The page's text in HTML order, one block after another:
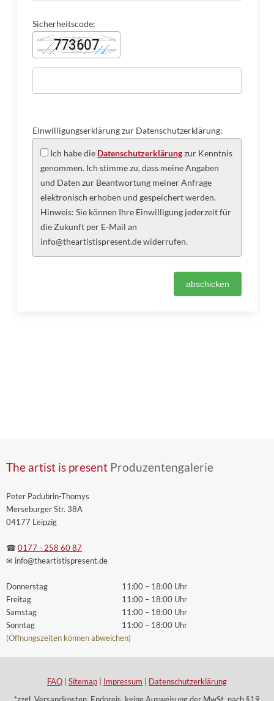
Sicherheitscode:
Einwilligungserklärung zur Datenschutzerklärung:
Ich habe die Datenschutzerklärungzur Kenntnis
genommen. Ich stimme zu, dass meine Angaben
und Daten zur Beantwortung meiner Anfrage
elektronisch erhoben und gespeichert werden.
Hinweis: Sie können Ihre Einwilligung jederzeit für
die Zukunft per E-Mail an
info@theartistispresent.de widerrufen.
The artist is present Produzentengalerie
Peter Padubrin-Thomys
Merseburger Str. 38A
04177 Leipzig
☎ 0177 - 258 60 87
✉ info@theartistispresent.de
Donnerstag
Freitag
Samstag
Sonntag
11:00 – 18:00 Uhr
11:00 – 18:00 Uhr
11:00 – 18:00 Uhr
11:00 – 18:00 Uhr
(Öffnungszeiten können abweichen)
FAQ Sitemap Impressum
Datenschutzerklärung